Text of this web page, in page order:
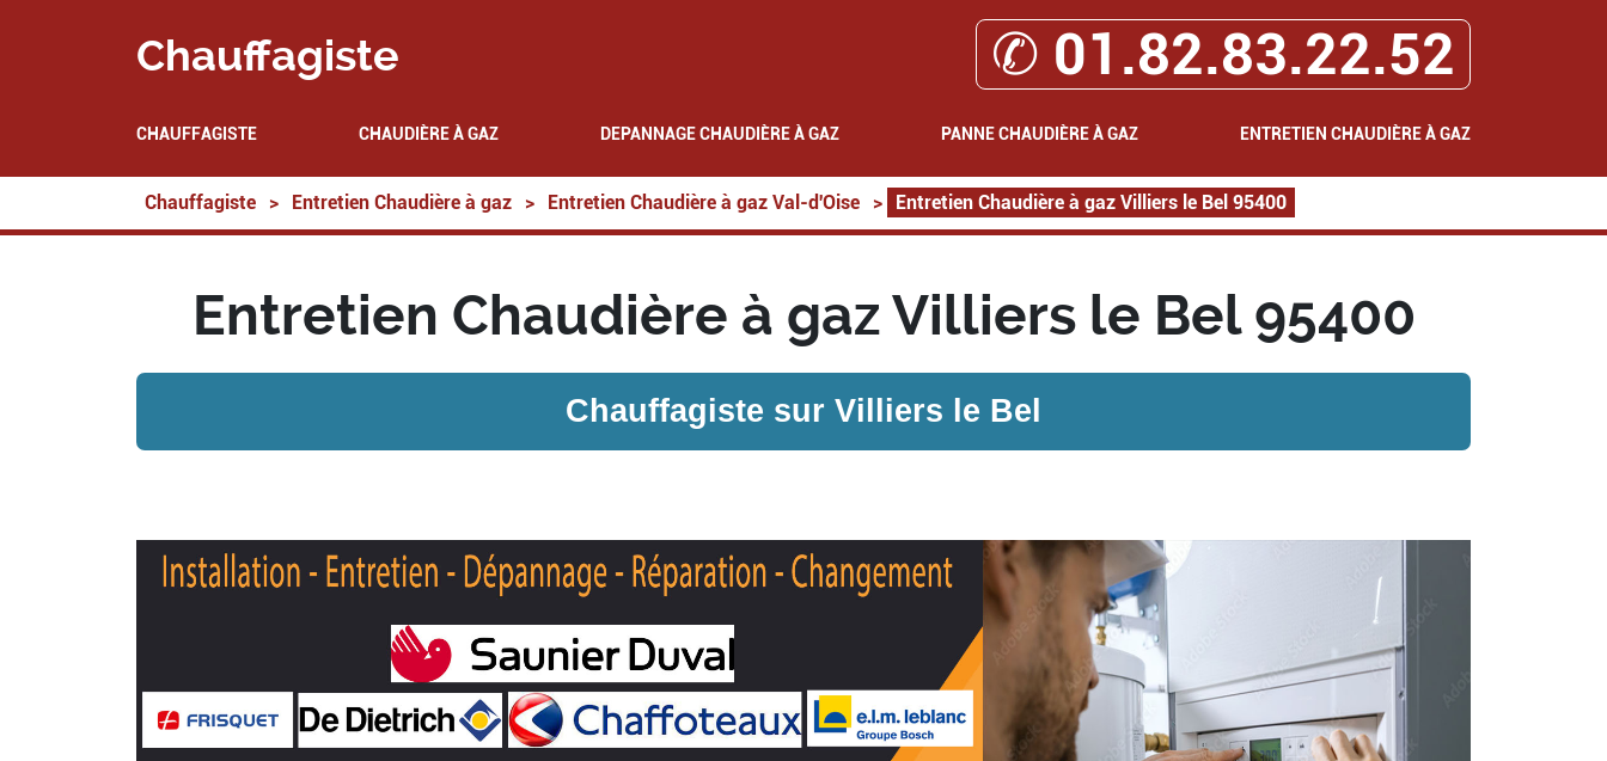
Chauffagiste ✆ 01.82.83.22.52
CHAUFFAGISTE CHAUDIÈRE À GAZ DEPANNAGE CHAUDIÈRE À GAZ PANNE CHAUDIÈRE À GAZ ENTRETIEN CHAUDIÈRE À GAZ
Chauffagiste > Entretien Chaudière à gaz > Entretien Chaudière à gaz Val-d'Oise > Entretien Chaudière à gaz Villiers le Bel 95400
Entretien Chaudière à gaz Villiers le Bel 95400
Chauffagiste sur Villiers le Bel